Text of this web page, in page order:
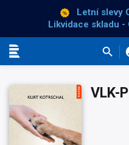
Letní slevy
Likvidace skladu -
VLK-